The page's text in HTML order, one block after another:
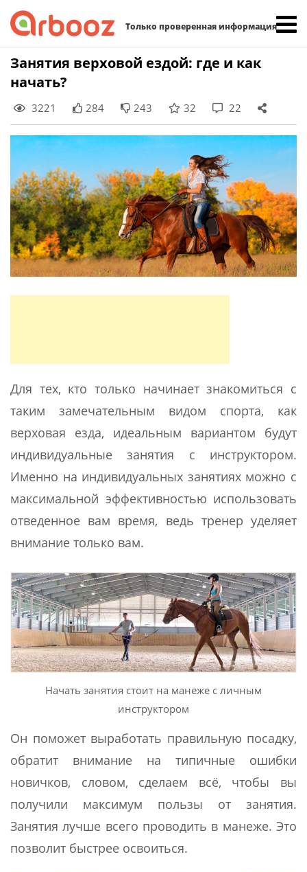
Только проверенная информация
Skip
Занятия верховой ездой: где и как
начать?
3221 284 243 32 22
Для тех, кто только начинает знакомиться с
таким замечательным видом спорта, как
верховая езда, идеальным вариантом будут
индивидуальные занятия с инструктором.
Именно на индивидуальных занятиях можно с
максимальной эффективностью использовать
отведенное вам время, ведь тренер уделяет
внимание только вам.
Начать занятия стоит на манеже с личным
инструктором
Он поможет выработать правильную посадку,
обратит внимание на типичные ошибки
новичков, словом, сделаем всё, чтобы вы
получили максимум пользы от занятия.
Занятия лучше всего проводить в манеже. Это
позволит быстрее освоиться.
Найти: